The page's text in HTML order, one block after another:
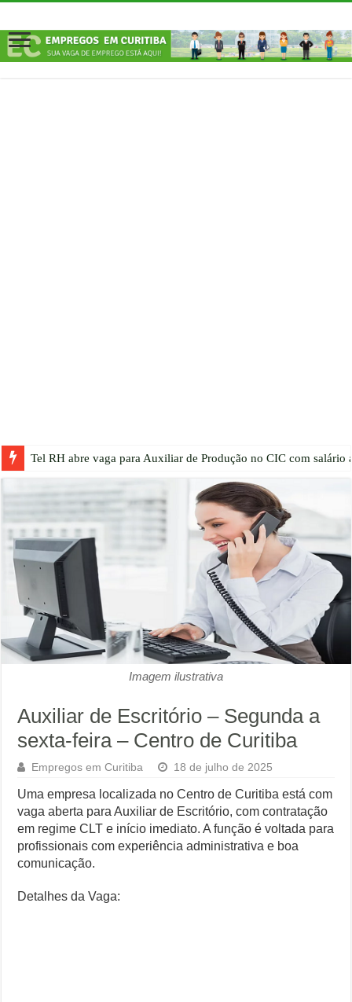
Tel RH abre vaga para Auxiliar de Produção no CIC com salário
Imagem ilustrativa
Auxiliar de Escritório – Segunda a
sexta-feira – Centro de Curitiba
Empregos em Curitiba 18 de julho de 2025
Uma empresa localizada no Centro de Curitiba está com
vaga aberta para Auxiliar de Escritório, com contratação
em regime CLT e início imediato. A função é voltada para
profissionais com experiência administrativa e boa
comunicação.
Detalhes da Vaga: